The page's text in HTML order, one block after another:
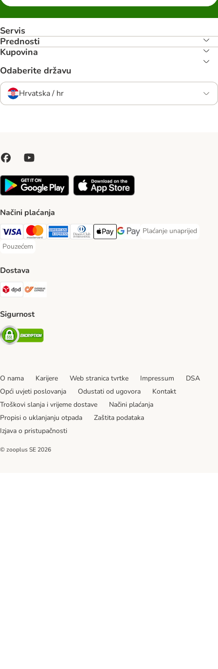
Servis
Prednosti
Kupovina
Odaberite državu
Hrvatska / hr
Načini plaćanja
Visa Payment Method
MasterCard Payment Method
American Express Payment Method
Diners Club Payment Method
Payment MethodGoogle pay Payment Method
Plaćanje unaprijed
Plaćanje unaprijed
Pouzećem
Pouzećem Payment Method
Dostava
DPD Shipping Method
Sigurnost
Security
O nama Karijere Web stranica tvrtke Impressum
DSA
Opći uvjeti poslovanja
Odustati od ugovora
Kontakt
Troškovi slanja i vrijeme dostave
Načini plaćanja
Propisi o uklanjanju otpada
Zaštita podataka
Izjava o pristupačnosti
© zooplus SE 2026